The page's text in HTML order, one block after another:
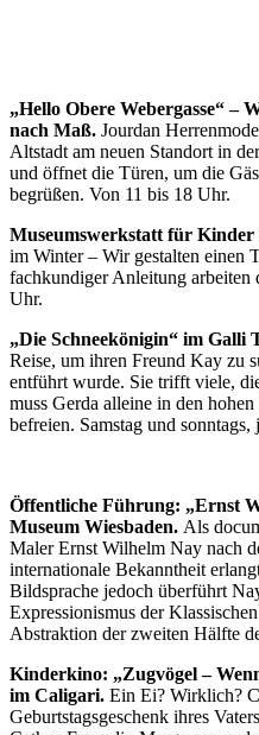
„Hello Obere Webergasse“ –
nach Maß. Jourdan
Altstadt am neuen Standort in
und öffnet die Türen, um die
begrüßen. Von 11 bis 18 Uhr.
Museumswerkstatt für Kinder
im Winter – Wir gestalten einen
fachkundiger Anleitung arbeiten
Uhr.
„Die Schneekönigin“ im Galli
Reise, um ihren Freund Kay zu
entführt wurde. Sie trifft viele,
muss Gerda alleine in den
befreien. Samstag und
Öffentliche Führung: „Ernst
Museum Wiesbaden. Als
Maler Ernst Wilhelm Nay nach
internationale Bekanntheit
Bildsprache jedoch überführt
Expressionismus der
Abstraktion der zweiten Hälfte
Kinderkino: „Zugvögel –
im Caligari. Ein Ei? Wirklich?
Geburtstagsgeschenk ihres